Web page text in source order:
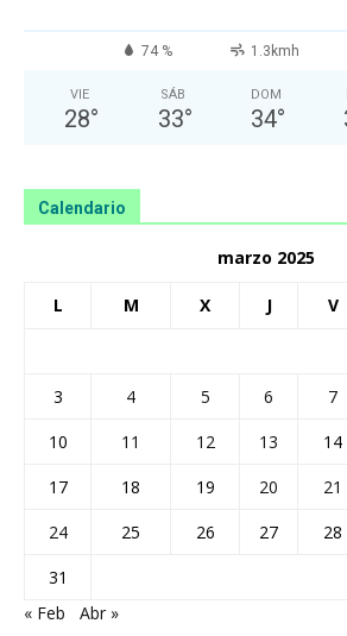
74 % 1.3kmh
VIE
28°
SÁB
33°
DOM
34°
Calendario
marzo 2025
L M X J V
3
4 5 6 7
10
11 12 13 14
17
18 19 20 21
24
25 26 27 28
31
« Feb
Abr »